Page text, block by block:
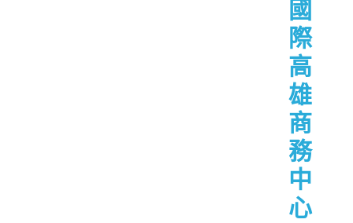
國
際
高
雄
商
務
中
心